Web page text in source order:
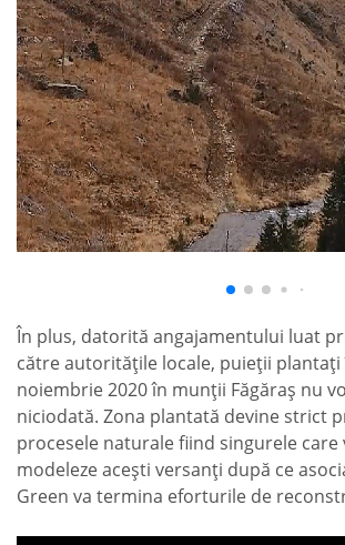
În plus, datorită angajamentului luat
către autoritățile locale, puieții plantați
noiembrie 2020 în munții Făgăraș nu
niciodată. Zona plantată devine strict
procesele naturale fiind singurele care
modeleze acești versanți după ce
Green va termina eforturile de